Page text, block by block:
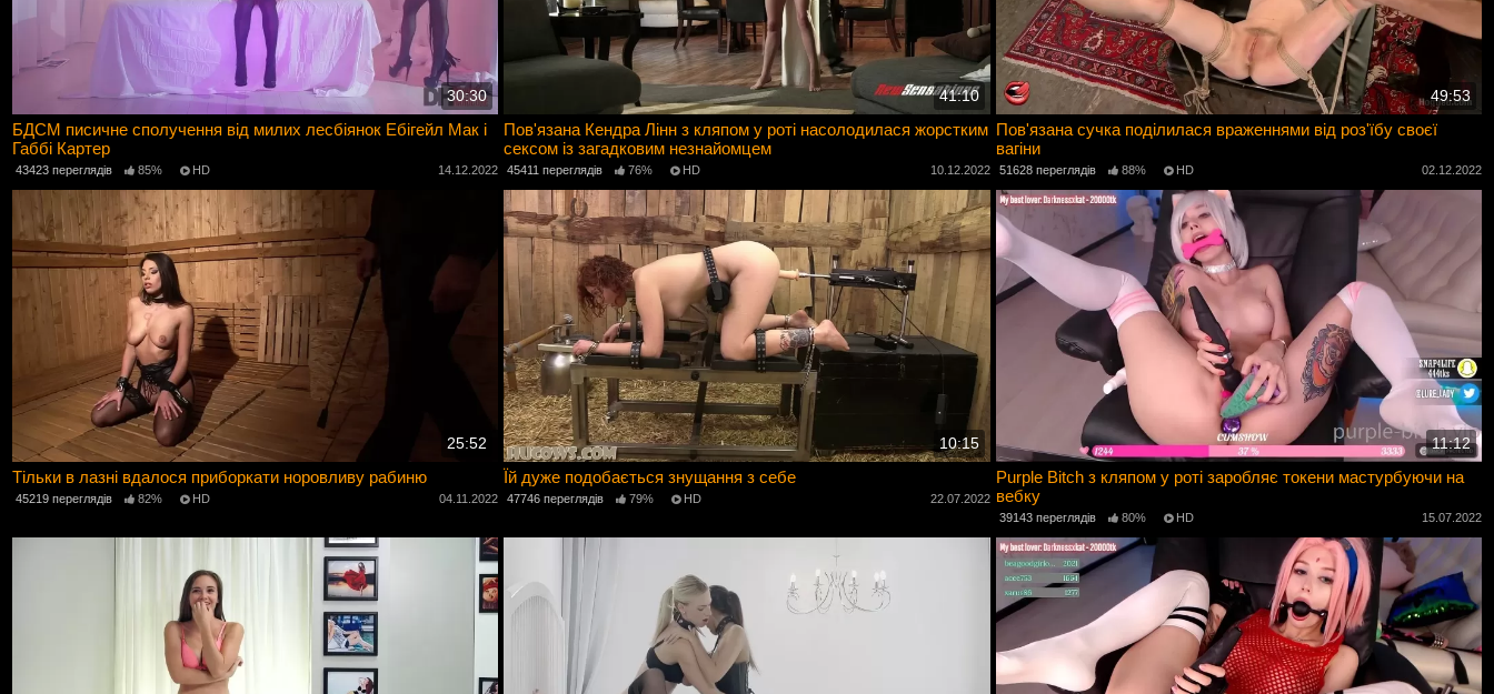
30:30
БДСМ писичне сполучення від милих лесбіянок Ебігейл Мак і
Габбі Картер
43423 переглядів 85% HD 14.12.2022
41:10
Пов'язана Кендра Лінн з кляпом у роті насолодилася жорстким
сексом із загадковим незнайомцем
45411 переглядів 76% HD 10.12.2022
49:53
Пов'язана сучка поділилася враженнями від роз'їбу своєї
вагіни
51628 переглядів 88% HD 02.12.2022
25:52
Тільки в лазні вдалося приборкати норовливу рабиню
45219 переглядів 82% HD 04.11.2022
10:15
Їй дуже подобається знущання з себе
47746 переглядів 79% HD 22.07.2022
11:12
Purple Bitch з кляпом у роті заробляє токени мастурбуючи на
вебку
39143 переглядів 80% HD 15.07.2022